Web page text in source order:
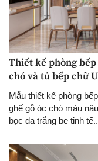
Thiết kế phòng
chó và tủ bếp chữ
Mẫu thiết kế phòng
ghế gỗ óc chó màu
bọc da trắng be tinh